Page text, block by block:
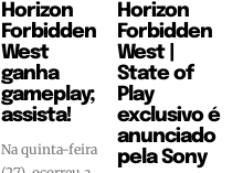
Horizon
Forbidden
West
ganha
gameplay;
assista!
Na quinta-feira
Horizon
Forbidden
West |
State of
Play
exclusivo é
anunciado
pela Sony